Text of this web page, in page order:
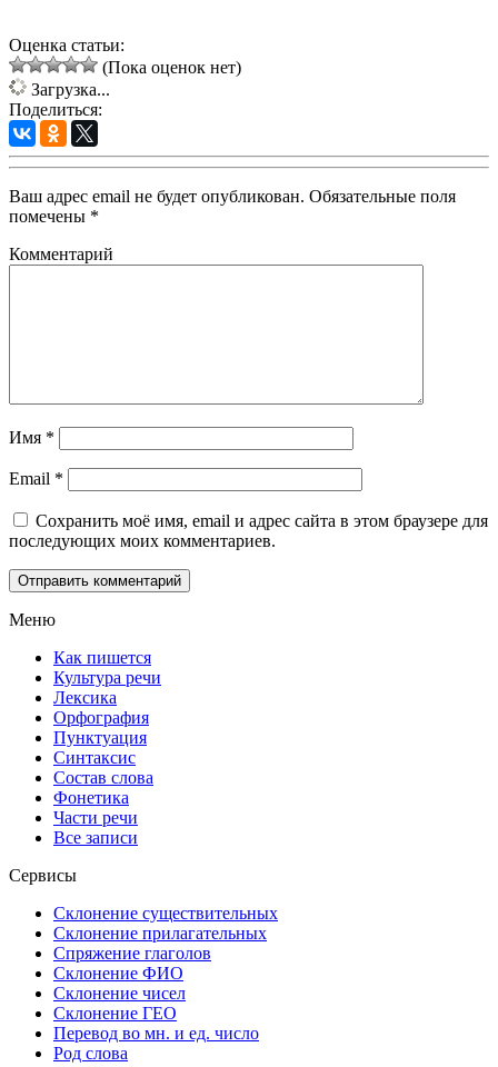
Оценка статьи:
(Пока оценок нет)
Загрузка...
Поделиться:
Ваш адрес email не будет опубликован. Обязательные поля
помечены *
Комментарий
Имя *
Email *
Сохранить моё имя, email и адрес сайта в этом браузере для
последующих моих комментариев.
Меню
Как пишется
Культура речи
Лексика
Орфография
Пунктуация
Синтаксис
Состав слова
Фонетика
Части речи
Все записи
Сервисы
Склонение существительных
Склонение прилагательных
Спряжение глаголов
Склонение ФИО
Склонение чисел
Склонение ГЕО
Перевод во мн. и ед. число
Род слова